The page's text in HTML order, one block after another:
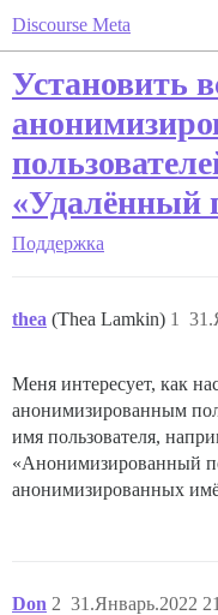
Discourse Meta
Установить
«Удалённый
Поддержка
thea (Thea Lamkin) 1
Меня интересует, как
анонимизированным
имя пользователя,
«Анонимизированный
анонимизированных
Don 31.Январь.2022
2